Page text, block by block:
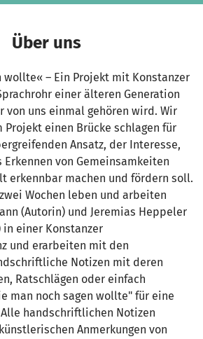
Über uns
wollte« – Ein Projekt mit Konstanzer
einer älteren Generation
von uns einmal gehören wird. Wir
einen Brücke schlagen für
Ansatz, der Interesse,
von Gemeinsamkeiten
erkennbar machen und fördern soll.
Wochen leben und arbeiten
(Autorin) und Jeremias Heppeler
einer Konstanzer
und erarbeiten mit den
Notizen mit deren
Ratschlägen oder einfach
man noch sagen wollte" für eine
handschriftlichen Notizen
Anmerkungen von